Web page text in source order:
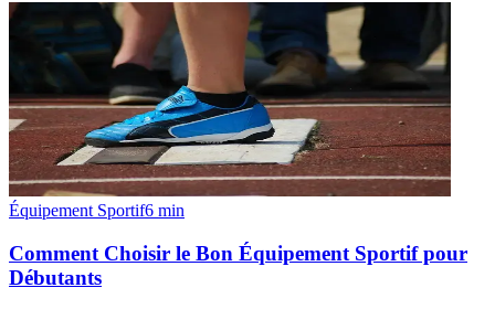
Équipement Sportif6 min
Comment Choisir le Bon Équipement Sportif pour
Débutants